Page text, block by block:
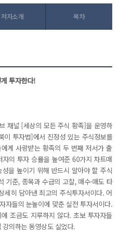
저자소개 목차
투자한다!
채널 [세상의 모든 주식 황족]을 운영하
이 투자법]에서 진정성 있는 주식정보를
게 사랑받는 황족의 두 번째 저서가 출
의 투자 승률을 높여준 60가지 차트매
을 높이기 위해 반드시 알아야 할 주식
기준, 종목과 수급의 고찰, 매수·매도 타
세히 담아낸 최고의 주식투자서이다. 어
자들의 눈높이에 맞춘 실전 투자서이다.
조금도 지루하지 않다. 초보 투자자들
의하는 동영상도 실었다.